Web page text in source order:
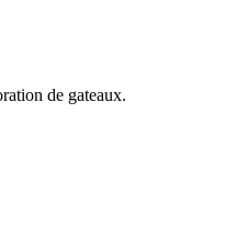
de gateaux.